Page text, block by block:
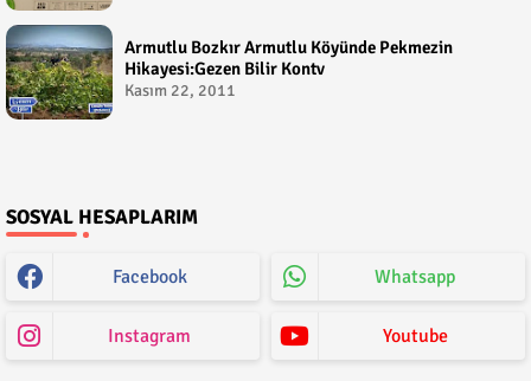
Armutlu Bozkır Armutlu Köyünde Pekmezin
Hikayesi:Gezen Bilir Kontv
Kasım 22, 2011
SOSYAL HESAPLARIM
Facebook Whatsapp
Instagram Youtube